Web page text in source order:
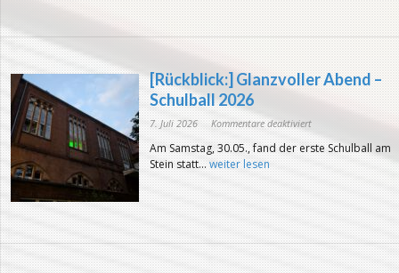
[Rückblick:] Glanzvoller Abend –
Schulball 2026
7. Juli 2026 Kommentare deaktiviertfür
[Rückblick:]
Glanzvoller
Abend
Schulball
Am Samstag, 30.05., fand der erste Schulball am
Stein statt... weiter lesen